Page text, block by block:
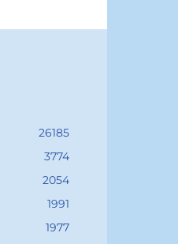
26185
3774
2054
1991
1977